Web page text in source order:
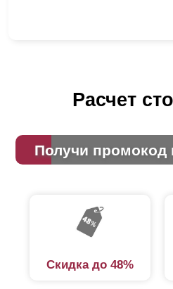
Расчет
Получи промокод
Скидка до 48%